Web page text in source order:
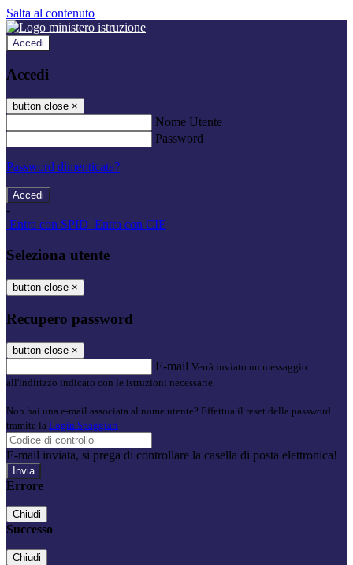
Salta al contenuto
Accedi
Accedi
button close ×
Nome Utente
Password
Password dimenticata?
-
Entra con SPID Entra con CIE
Seleziona utente
button close ×
Recupero password
button close ×
E-mail Verrà inviato un messaggio
all'indirizzo indicato con le istruzioni necessarie.
Non hai una e-mail associata al nome utente? Effettua il reset della password
tramite la Login Spaggiari
E-mail inviata, si prega di controllare la casella di posta elettronica!
Errore
Chiudi
Successo
Chiudi